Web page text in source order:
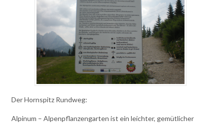
Der Hornspitz Rundweg:
Alpinum – Alpenpflanzengarten ist ein leichter, gemütlicher